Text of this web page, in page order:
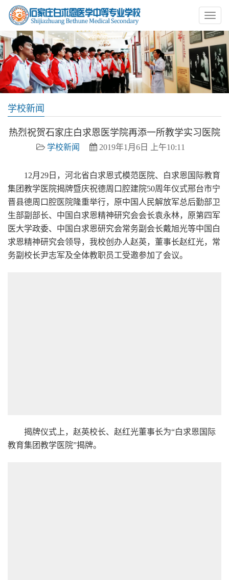
学校新闻
热烈祝贺石家庄白求恩医学院再添一所教学实习医院
学校新闻 2019年1月6日 上午10:11
12月29日，河北省白求恩式模范医院、白求恩国际教育
集团教学医院揭牌暨庆祝德周口腔建院50周年仪式邢台市宁
晋县德周口腔医院隆重举行，原中国人民解放军总后勤部卫
生部副部长、中国白求恩精神研究会会长袁永林，原第四军
医大学政委、中国白求恩研究会常务副会长戴旭光等中国白
求恩精神研究会领导，我校创办人赵英，董事长赵红光，常
务副校长尹志军及全体教职员工受邀参加了会议。
揭牌仪式上，赵英校长、赵红光董事长为“白求恩国际
教育集团教学医院”揭牌。